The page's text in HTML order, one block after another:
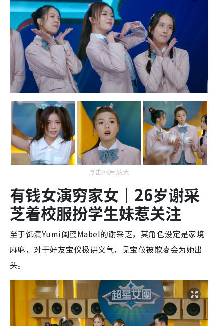
点击图片放大
有钱女演穷家女｜26岁谢采
芝着校服扮学生妹惹关注
至于饰演Yumi闺蜜Mabel的谢采芝，其角色设定是家境
麻麻，对于好友宝仪极讲义气，见宝仪被欺凌会为她出
头。